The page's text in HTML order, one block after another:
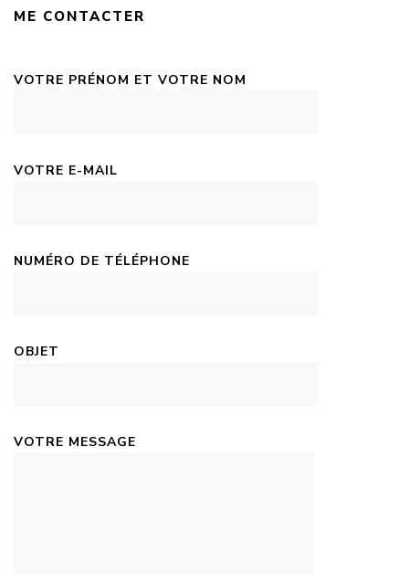
ME CONTACTER
VOTRE PRÉNOM ET VOTRE NOM
VOTRE E-MAIL
NUMÉRO DE TÉLÉPHONE
OBJET
VOTRE MESSAGE